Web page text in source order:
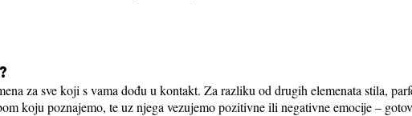
za sve koji s vama dođu u kontakt. Za razliku od drugih elemenata stila,
koju poznajemo, te uz njega vezujemo pozitivne ili negativne emocije –